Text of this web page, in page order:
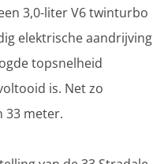
3,0-liter V6 twinturbo
elektrische aandrijving
topsnelheid
is. Net zo
33 meter.